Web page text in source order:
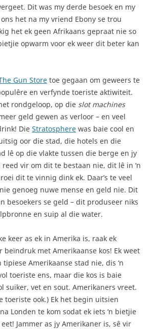
Dit was my derde besoek en my
het na my vriend Ebony se trou
het ek geen Afrikaans gepraat nie so
opwarm voor ek weer dit beter kan
Gun Store toe gegaan om geweers te
en verfynde toeriste aktiwiteit.
rondgeloop, op die slot machines
geld gewen as verloor – en veel
Die Stratosphere was baie cool en
uitsig oor die stad, die hotels en die
lê op die vlakte tussen die berge en jy
reed vir om dit te bestaan nie, dit lê in ‘n
dit te vinnig dink ek. Daar’s te veel
genoeg nuwe mense en geld nie. Dit
besoekers se geld – dit produseer niks
en suip al die water.
keer as ek in Amerika is, raak ek
met Amerikaanse kos! Ek weet
tipiese Amerikaanse stad nie, dis ‘n
toeriste ens, maar die kos is baie
suiker, vet en sout. Amerikaners vreet.
toeriste ook.) Ek het begin uitsien
Londen te kom sodat ek iets ‘n bietjie
Jammer as jy Amerikaner is, sê vir